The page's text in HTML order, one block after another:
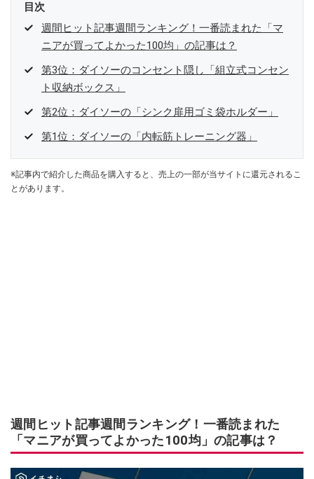
目次
週間ヒット記事週間ランキング！一番読まれた「マ
ニアが買ってよかった100均」の記事は？
第3位：ダイソーのコンセント隠し「組立式コンセン
ト収納ボックス」
第2位：ダイソーの「シンク扉用ゴミ袋ホルダー」
第1位：ダイソーの「内転筋トレーニング器」
※記事内で紹介した商品を購入すると、売上の一部が当サイトに還元されるこ
とがあります。
週間ヒット記事週間ランキング！一番読まれた
「マニアが買ってよかった100均」の記事は？